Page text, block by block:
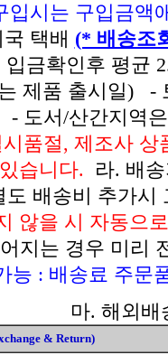
입시는 구입금액
택배 (* 배송조
입금확인후 평균
제품 출시일)-
- 도서/산간지역
품절, 제조사
습니다.
라. 배
도 배송비 추가시
않을 시 자동으
지는 경우 미리
능 : 배송료 주문
마. 해외배
& Return)